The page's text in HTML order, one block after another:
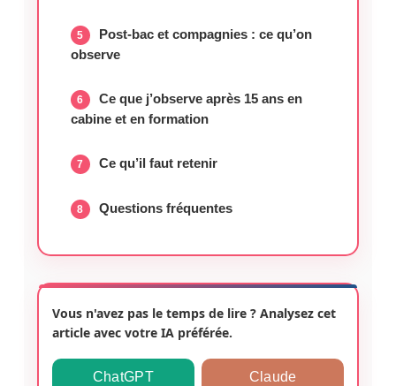
Post-bac et compagnies : ce qu’on
observe
Ce que j’observe après 15 ans en
cabine et en formation
Ce qu’il faut retenir
Questions fréquentes
Vous n'avez pas le temps de lire ? Analysez cet
article avec votre IA préférée.
ChatGPT Claude